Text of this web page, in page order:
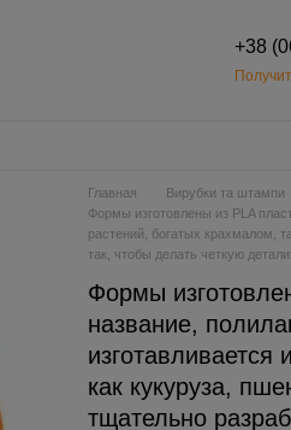
+38
Главная Вирубки та штампи
Формы изготовлены из PLA
растений, богатых крахмалом,
так, чтобы делать четкую
Формы
название,
изготавливается
как кукуруза,
тщательно